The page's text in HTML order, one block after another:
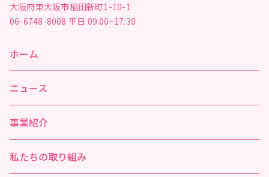
大阪府東大阪市稲田新町1-10-1
06-6748-8008 平日 09:00~17:30
ホーム
ニュース
事業紹介
私たちの取り組み